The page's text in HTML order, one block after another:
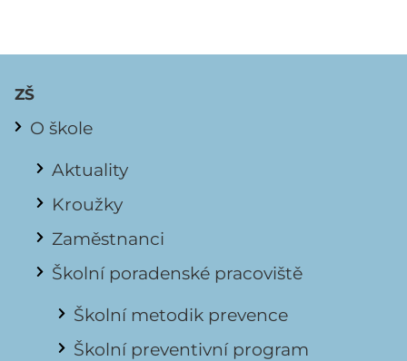
ZŠ
O škole
Aktuality
Kroužky
Zaměstnanci
Školní poradenské pracoviště
Školní metodik prevence
Školní preventivní program